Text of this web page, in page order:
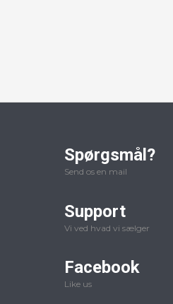
Spørgsmål?
Send os en mail
Support
Vi ved hvad vi sælger
Facebook
Like us